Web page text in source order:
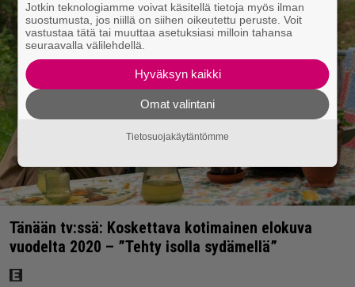
Tänään tv:ssä: Koskettava kotimainen elokuva
vuodelta 2020 – ”Tehty isolla sydämellä”
Jotkin teknologiamme voivat käsitellä tietoja myös ilman
suostumusta, jos niillä on siihen oikeutettu peruste. Voit
vastustaa tätä tai muuttaa asetuksiasi milloin tahansa
seuraavalla välilehdellä.
Hyväksyn kaikki
Omat valintani
Tietosuojakäytäntömme